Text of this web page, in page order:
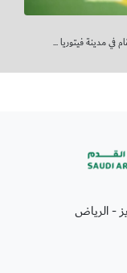
مدينة فيتوريا ...
- الرياض